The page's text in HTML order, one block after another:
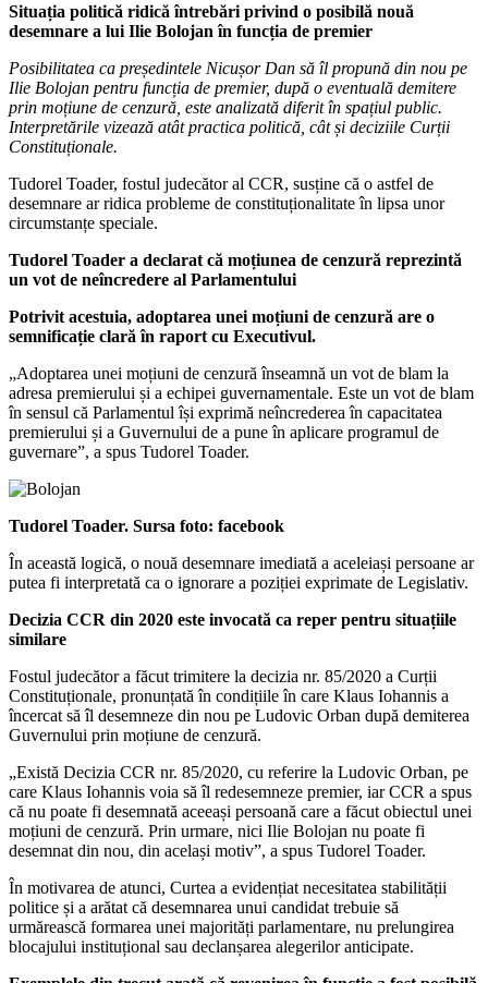
Situația politică ridică întrebări privind o posibilă nouă
desemnare a lui Ilie Bolojan în funcția de premier
Posibilitatea ca președintele Nicușor Dan să îl propună din nou pe
Ilie Bolojan pentru funcția de premier, după o eventuală demitere
prin moțiune de cenzură, este analizată diferit în spațiul public.
Interpretările vizează atât practica politică, cât și deciziile Curții
Constituționale.
Tudorel Toader, fostul judecător al CCR, susține că o astfel de
desemnare ar ridica probleme de constituționalitate în lipsa unor
circumstanțe speciale.
Tudorel Toader a declarat că moțiunea de cenzură reprezintă
un vot de neîncredere al Parlamentului
Potrivit acestuia, adoptarea unei moțiuni de cenzură are o
semnificație clară în raport cu Executivul.
„Adoptarea unei moțiuni de cenzură înseamnă un vot de blam la
adresa premierului și a echipei guvernamentale. Este un vot de blam
în sensul că Parlamentul își exprimă neîncrederea în capacitatea
premierului și a Guvernului de a pune în aplicare programul de
guvernare”, a spus Tudorel Toader.
Tudorel Toader. Sursa foto: facebook
În această logică, o nouă desemnare imediată a aceleiași persoane ar
putea fi interpretată ca o ignorare a poziției exprimate de Legislativ.
Decizia CCR din 2020 este invocată ca reper pentru situațiile
similare
Fostul judecător a făcut trimitere la decizia nr. 85/2020 a Curții
Constituționale, pronunțată în condițiile în care Klaus Iohannis a
încercat să îl desemneze din nou pe Ludovic Orban după demiterea
Guvernului prin moțiune de cenzură.
„Există Decizia CCR nr. 85/2020, cu referire la Ludovic Orban, pe
care Klaus Iohannis voia să îl redesemneze premier, iar CCR a spus
că nu poate fi desemnată aceeași persoană care a făcut obiectul unei
moțiuni de cenzură. Prin urmare, nici Ilie Bolojan nu poate fi
desemnat din nou, din același motiv”, a spus Tudorel Toader.
În motivarea de atunci, Curtea a evidențiat necesitatea stabilității
politice și a arătat că desemnarea unui candidat trebuie să
urmărească formarea unei majorități parlamentare, nu prelungirea
blocajului instituțional sau declanșarea alegerilor anticipate.